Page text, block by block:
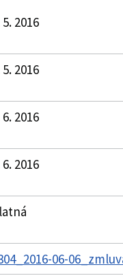
5. 2016
5. 2016
6. 2016
6. 2016
06-